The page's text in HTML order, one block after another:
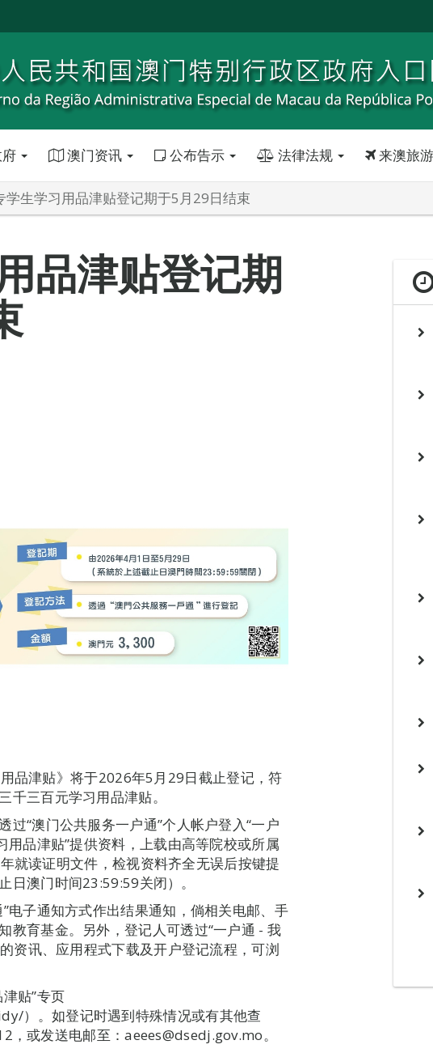
澳门资讯 公布告示 法律法规 来澳旅游
学生学习用品津贴登记期于5月29日结束
品津贴登记期
品津贴》将于2026年5月29日截止登记，符
千三百元学习用品津贴。
“澳门公共服务一户通”个人帐户登入“一户
用品津贴”提供资料，上载由高等院校或所属
就读证明文件，检视资料齐全无误后按键提
日澳门时间23:59:59关闭）。
电子通知方式作出结果通知，倘相关电邮、手
教育基金。另外，登记人可透过“一户通 - 我
资讯、应用程式下载及开户登记流程，可浏
贴”专页
）。如登记时遇到特殊情况或有其他查
或发送电邮至：aeees@dsedj.gov.mo。